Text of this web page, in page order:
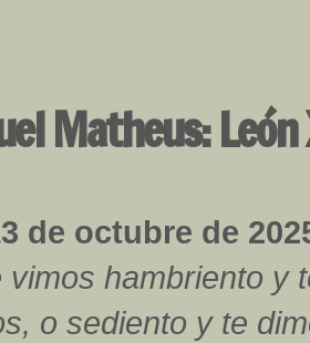
Matheus: León
de octubre de
vimos hambriento y
o sediento y te